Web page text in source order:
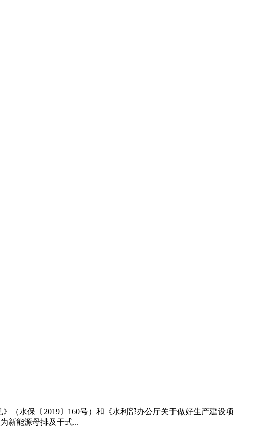
（水保〔2019〕160号）和《水利部办公厅关于做好生产建设项
新能源母排及干式...